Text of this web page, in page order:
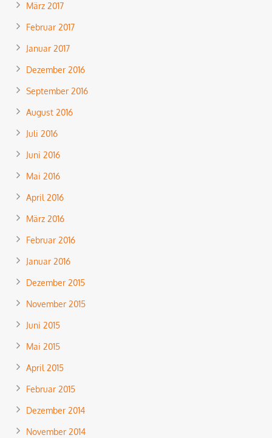
März 2017
Februar 2017
Januar 2017
Dezember 2016
September 2016
August 2016
Juli 2016
Juni 2016
Mai 2016
April 2016
März 2016
Februar 2016
Januar 2016
Dezember 2015
November 2015
Juni 2015
Mai 2015
April 2015
Februar 2015
Dezember 2014
November 2014